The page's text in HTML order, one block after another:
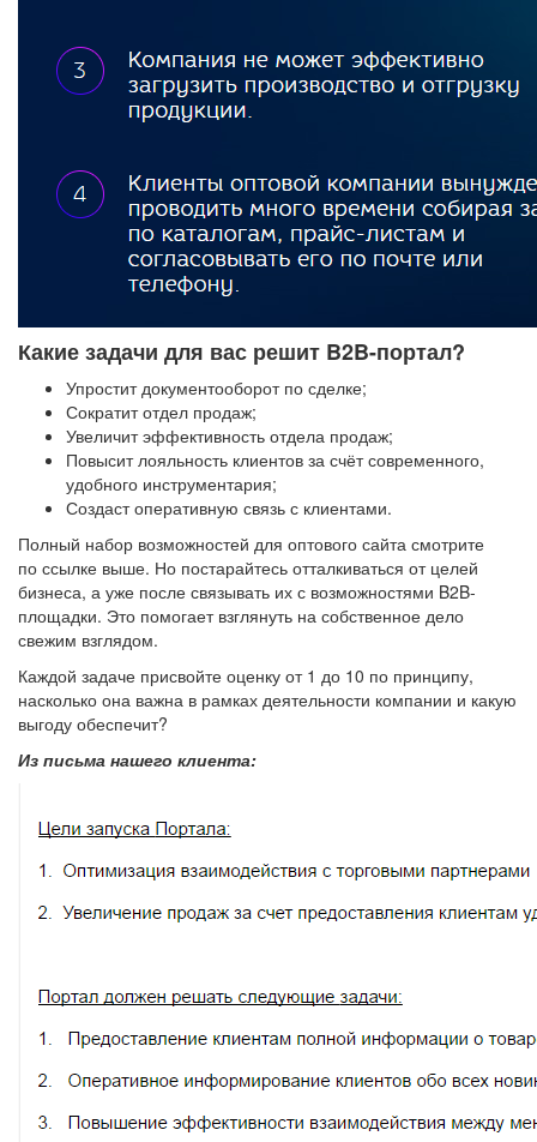
Какие задачи для вас решит B2B-портал?
Упростит документооборот по сделке;
Сократит отдел продаж;
Увеличит эффективность отдела продаж;
Повысит лояльность клиентов за счёт современного,
удобного инструментария;
Создаст оперативную связь с клиентами.
Полный набор возможностей для оптового сайта смотрите
по ссылке выше. Но постарайтесь отталкиваться от целей
бизнеса, а уже после связывать их с возможностями B2B-
площадки. Это помогает взглянуть на собственное дело
свежим взглядом.
Каждой задаче присвойте оценку от 1 до 10 по принципу,
насколько она важна в рамках деятельности компании и какую
выгоду обеспечит?
Из письма нашего клиента: